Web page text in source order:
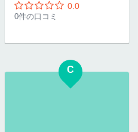
0.0
0件の口コミ
C